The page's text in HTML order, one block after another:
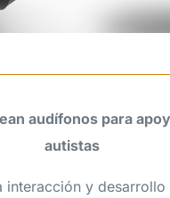
audífonos para
autistas
interacción y